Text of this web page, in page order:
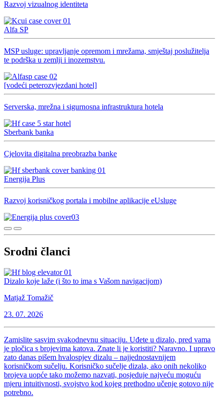
Razvoj vizualnog identiteta
Alfa SP
MSP usluge: upravljanje opremom i mrežama, smještaj poslužitelja
te podrška u zemlji i inozemstvu.
[vodeći peterozvjezdani hotel]
Serverska, mrežna i sigurnosna infrastruktura hotela
Sberbank banka
Cjelovita digitalna preobrazba banke
Energija Plus
Razvoj korisničkog portala i mobilne aplikacije eUsluge
Srodni članci
Dizalo koje laže (i što to ima s Vašom navigacijom)
Matjaž Tomažič
23. 07. 2026
Zamislite sasvim svakodnevnu situaciju. Uđete u dizalo, pred vama
je pločica s brojevima katova. Znate li je koristiti? Naravno. I upravo
zato danas pišem hvalospjev dizalu – najjednostavnijem
korisničkom sučelju. Korisničko sučelje dizala, ako onih nekoliko
brojeva uopće tako možemo nazvati, posjeduje najveću moguću
mjeru intuitivnosti, svojstvo kod kojeg prethodno učenje gotovo nije
potrebno.